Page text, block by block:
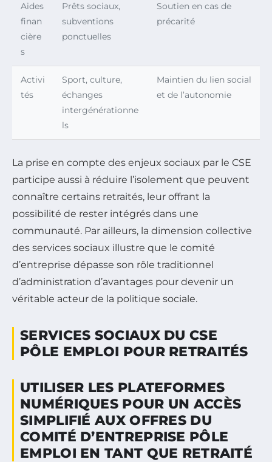
Aides
finan
cière
s
Prêts sociaux,
subventions
ponctuelles
Soutien en cas de
précarité
Activi
tés
Sport, culture,
échanges
intergénérationne
ls
Maintien du lien social
et de l’autonomie
La prise en compte des enjeux sociaux par le CSE
participe aussi à réduire l’isolement que peuvent
connaître certains retraités, leur offrant la
possibilité de rester intégrés dans une
communauté. Par ailleurs, la dimension collective
des services sociaux illustre que le comité
d’entreprise dépasse son rôle traditionnel
d’administration d’avantages pour devenir un
véritable acteur de la politique sociale.
SERVICES SOCIAUX DU CSE
PÔLE EMPLOI POUR RETRAITÉS
UTILISER LES PLATEFORMES
NUMÉRIQUES POUR UN ACCÈS
SIMPLIFIÉ AUX OFFRES DU
COMITÉ D’ENTREPRISE PÔLE
EMPLOI EN TANT QUE RETRAITÉ